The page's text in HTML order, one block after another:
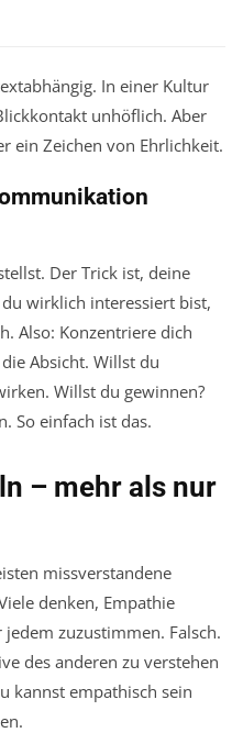
In einer Kultur
unhöflich. Aber
ein Zeichen von Ehrlichkeit.
Der Trick ist, deine
wirklich interessiert bist,
Also: Konzentriere dich
Absicht. Willst du
Willst du gewinnen?
So einfach ist das.
– mehr als nur
missverstandene
denken, Empathie
zuzustimmen. Falsch.
des anderen zu verstehen
kannst empathisch sein